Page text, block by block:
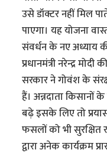
उसे डॉक्टर नहीं मिल
पाएगा। यह योजना
संवर्धन के नए अध्याय
प्रधानमंत्री नरेन्द्र
सरकार ने गोवंश के
हैं। अन्नदाता किसानों
बढ़े इसके लिए तो
फसलों को भी
द्वारा अनेक कार्यक्रम